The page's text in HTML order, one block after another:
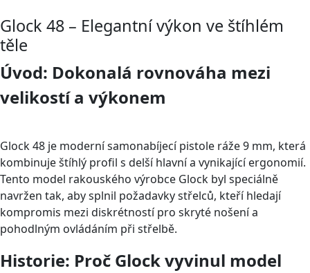
Glock 48 – Elegantní výkon ve štíhlém
těle
Úvod: Dokonalá rovnováha mezi
velikostí a výkonem
Glock 48 je moderní samonabíjecí pistole ráže 9 mm, která
kombinuje štíhlý profil s delší hlavní a vynikající ergonomií.
Tento model rakouského výrobce Glock byl speciálně
navržen tak, aby splnil požadavky střelců, kteří hledají
kompromis mezi diskrétností pro skryté nošení a
pohodlným ovládáním při střelbě.
Historie: Proč Glock vyvinul model